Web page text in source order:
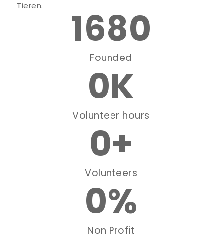
Tieren.
Founded
1680
Volunteer hours
0K
Volunteers
0+
Non Profit
0%